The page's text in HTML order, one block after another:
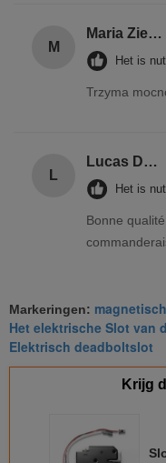
M
Maria Zielińska
Het is
Trzyma
L
Lucas Dubois
Het is
Bonne
Markeringen:
Het elektrische Slot van
Elektrisch deadboltslot
Krijg